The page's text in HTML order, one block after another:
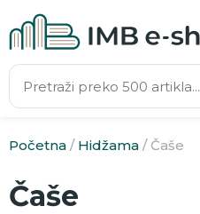
Početna / Hidžama / Čaše
Čaše